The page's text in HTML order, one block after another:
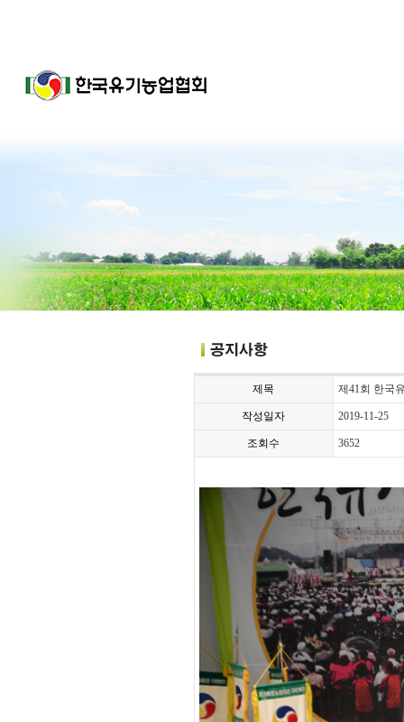
제목 제41회 한국
작성일자 2019-11-25
조회수 3652